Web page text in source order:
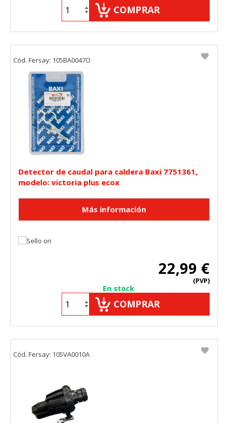
COMPRAR
Detector de caudal para caldera Baxi 7751361,
modelo: victoria plus ecox
22,99 €
(PVP)
En stock
COMPRAR
Cód. Fersay: 105BA0047O
Cód. Fersay: 105VA0010A